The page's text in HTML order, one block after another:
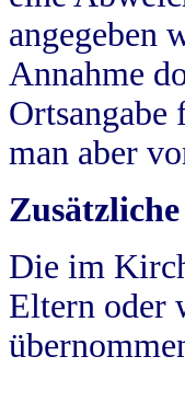
angegeben
Annahme
Ortsangabe
man aber
Die im
Eltern oder